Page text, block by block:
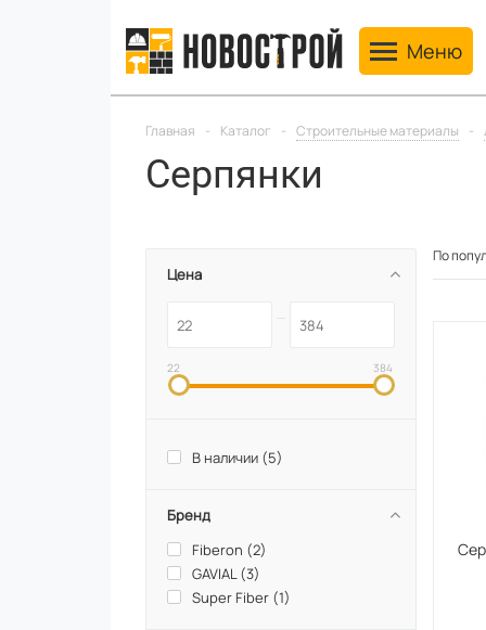
ToggleМеню
Главная - Каталог - Строительные материалы -
Серпянки
Цена
22 384
В наличии (5)
Бренд
Fiberon (2)
GAVIAL (3)
Super Fiber (1)
По